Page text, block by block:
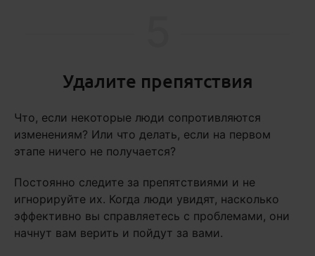
Удалите препятствия
Что, если некоторые люди сопротивляются
изменениям? Или что делать, если на первом
этапе ничего не получается?
Постоянно следите за препятствиями и не
игнорируйте их. Когда люди увидят, насколько
эффективно вы справляетесь с проблемами, они
начнут вам верить и пойдут за вами.